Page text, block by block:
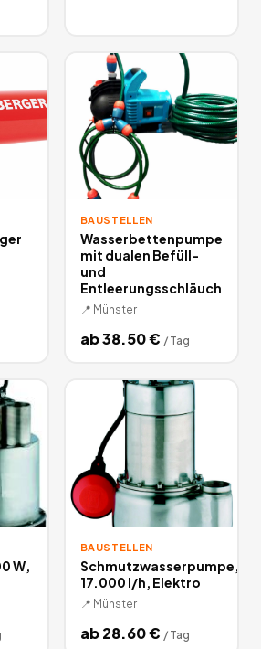
BAUSTELLEN
Wasserbettenpumpe
mit dualen Befüll-
und
Entleerungsschläuch
📍 Münster
ab38.50€ / Tag
W,
BAUSTELLEN
Schmutzwasserpumpe,
17.000 l/h, Elektro
📍 Münster
ab28.60€ / Tag